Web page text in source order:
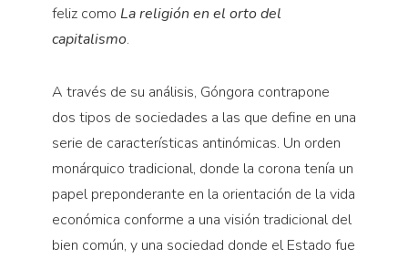
feliz como La religión en el orto del
capitalismo.
A través de su análisis, Góngora contrapone
dos tipos de sociedades a las que define en una
serie de características antinómicas. Un orden
monárquico tradicional, donde la corona tenía un
papel preponderante en la orientación de la vida
económica conforme a una visión tradicional del
bien común, y una sociedad donde el Estado fue